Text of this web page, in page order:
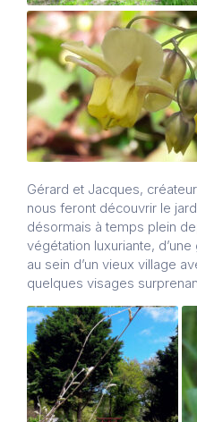
Gérard et Jacques,
nous feront découvrir le
désormais à temps plein
végétation luxuriante,
au sein d’un vieux village
quelques visages